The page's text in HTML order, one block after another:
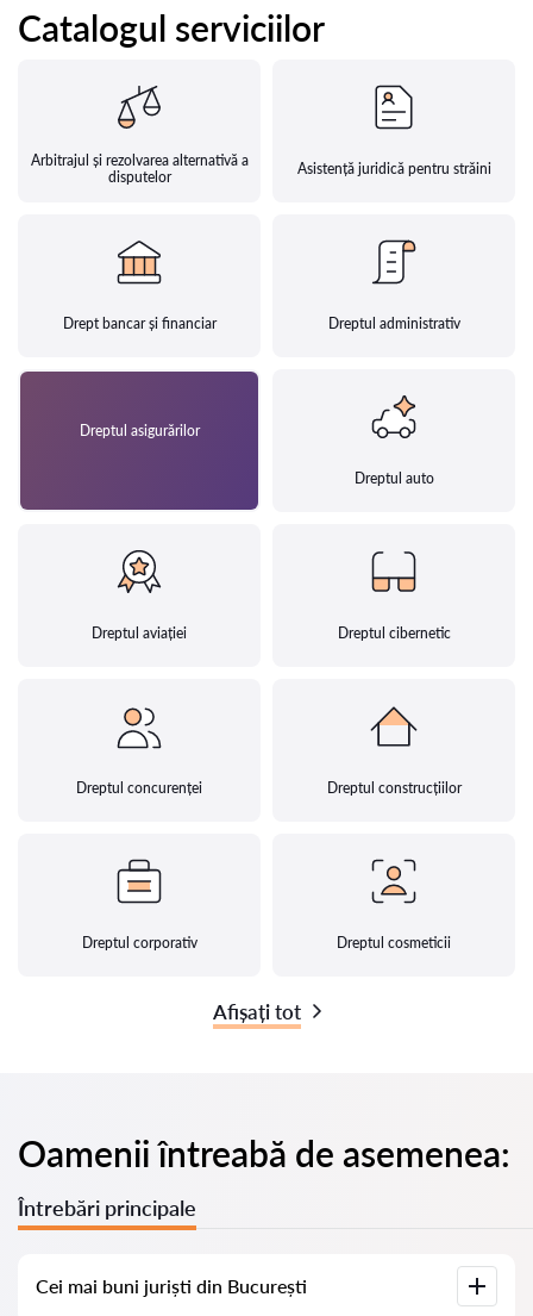
Catalogul serviciilor
Arbitrajul și rezolvarea alternativă a
disputelor
Asistență juridică pentru străini
Drept bancar și financiar Dreptul administrativ
Dreptul asigurărilor
Dreptul auto
Dreptul aviației Dreptul cibernetic
Dreptul concurenței Dreptul construcțiilor
Dreptul corporativ Dreptul cosmeticii
Afișați tot
Oamenii întreabă de asemenea:
Întrebări principale
Cei mai buni juriști din București